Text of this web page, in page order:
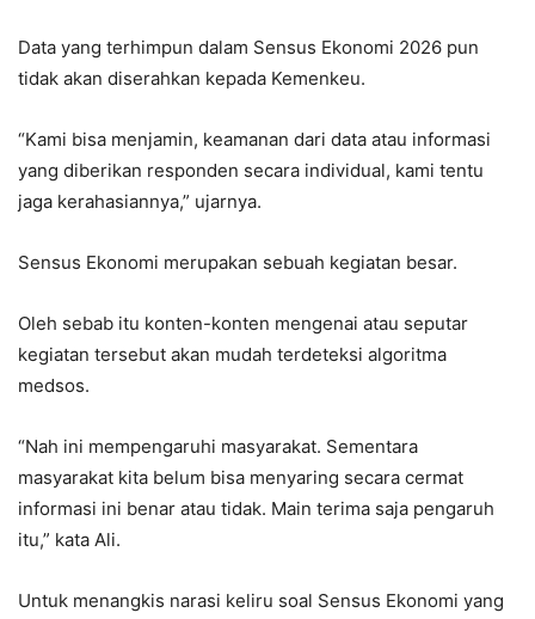
Data yang terhimpun dalam Sensus Ekonomi 2026 pun
tidak akan diserahkan kepada Kemenkeu.
“Kami bisa menjamin, keamanan dari data atau informasi
yang diberikan responden secara individual, kami tentu
jaga kerahasiannya,” ujarnya.
Sensus Ekonomi merupakan sebuah kegiatan besar.
Oleh sebab itu konten-konten mengenai atau seputar
kegiatan tersebut akan mudah terdeteksi algoritma
medsos.
“Nah ini mempengaruhi masyarakat. Sementara
masyarakat kita belum bisa menyaring secara cermat
informasi ini benar atau tidak. Main terima saja pengaruh
itu,” kata Ali.
Untuk menangkis narasi keliru soal Sensus Ekonomi yang